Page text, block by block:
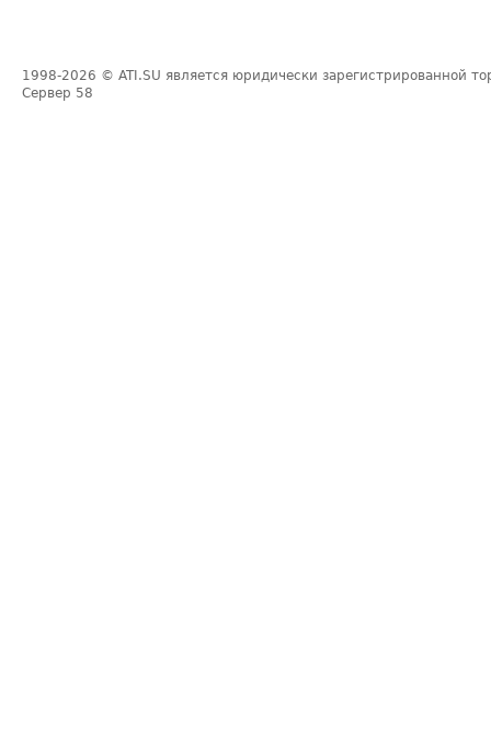
1998-2026 © ATI.SU является юридически зарегистрированной
Сервер 58